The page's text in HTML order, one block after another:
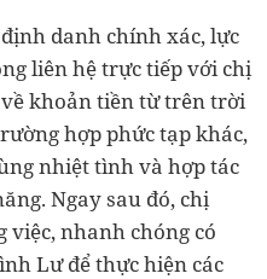
danh chính xác, lực
liên hệ trực tiếp với chị
về khoản tiền từ trên trời
hợp phức tạp khác,
nhiệt tình và hợp tác
Ngay sau đó, chị
việc, nhanh chóng có
Lư để thực hiện các